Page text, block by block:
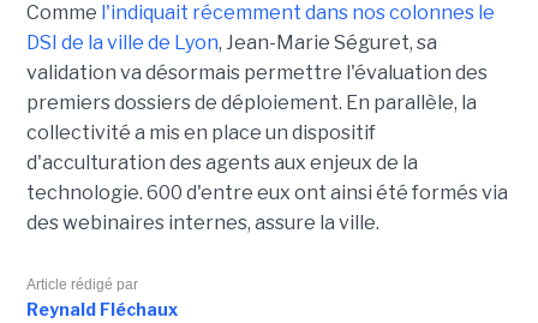
Comme l'indiquait récemment dans nos colonnes le
DSI de la ville de Lyon, Jean-Marie Séguret, sa
validation va désormais permettre l'évaluation des
premiers dossiers de déploiement. En parallèle, la
collectivité a mis en place un dispositif
d'acculturation des agents aux enjeux de la
technologie. 600 d'entre eux ont ainsi été formés via
des webinaires internes, assure la ville.
Article rédigé par
Reynald Fléchaux